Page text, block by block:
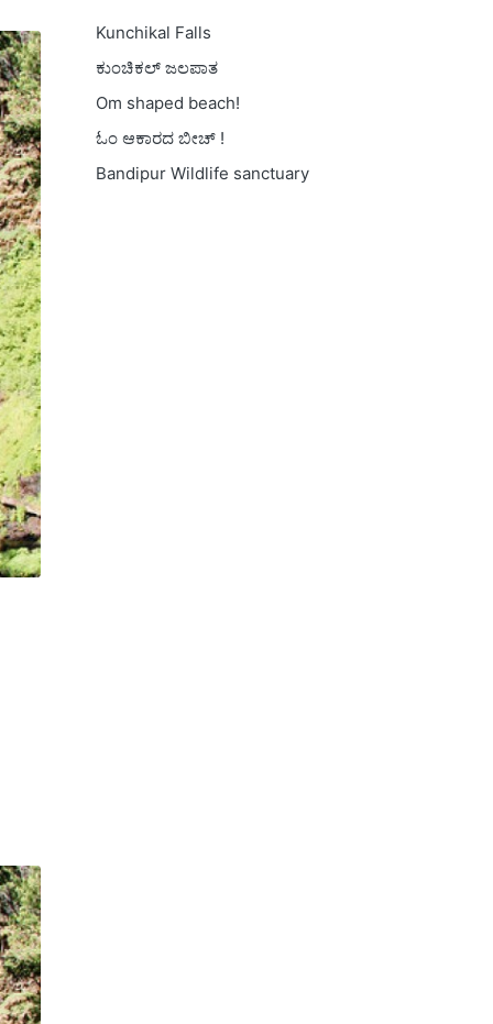
Kunchikal Falls
ಕುಂಚಿಕಲ್ ಜಲಪಾತ
Om shaped beach!
ಓಂ ಆಕಾರದ ಬೀಚ್ !
Bandipur Wildlife sanctuary